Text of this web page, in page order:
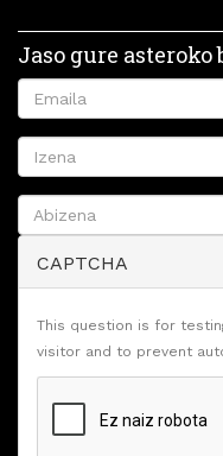
Jaso gure
CAPTCHA
This question is for
visitor and to prevent